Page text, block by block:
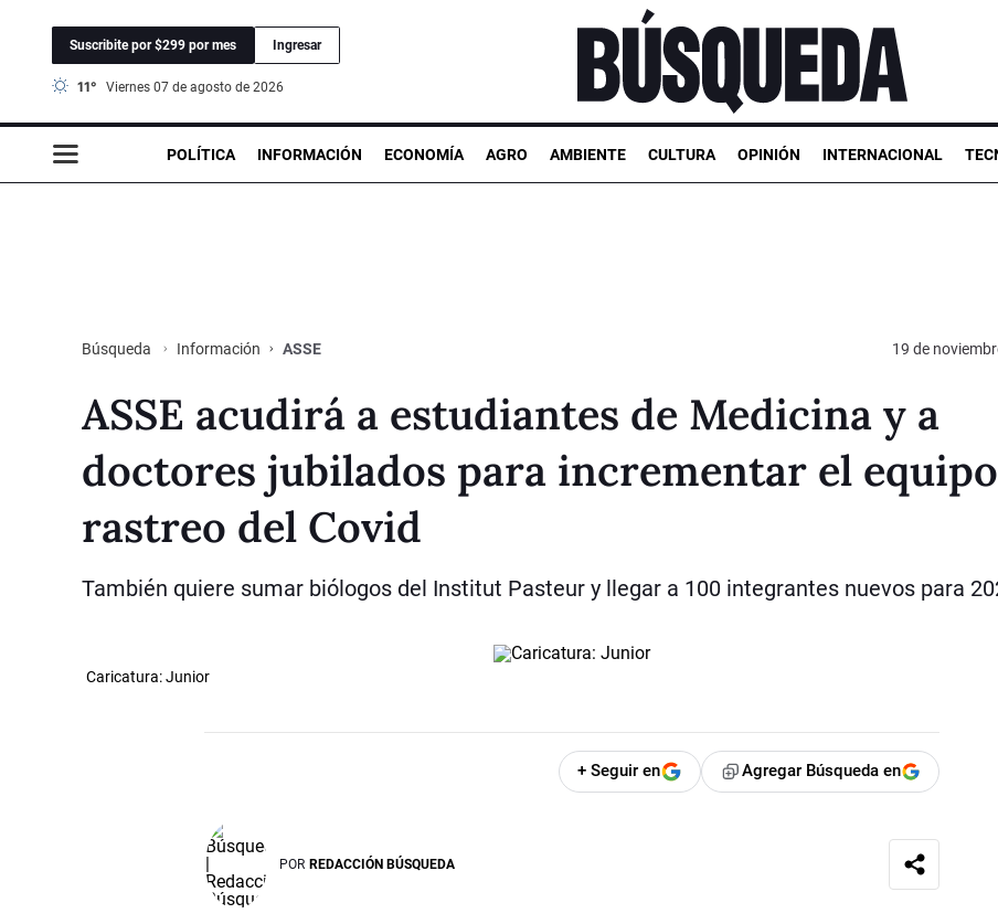
Suscribite por $299 por mes Ingresar
11° viernes 07 de agosto de 2026
POLÍTICA INFORMACIÓN ECONOMÍA AGRO AMBIENTE CULTURA OPINIÓN INTERNACIONAL
Búsqueda Información ASSE 19 de
ASSE acudirá a estudiantes de Medicina y a
doctores jubilados para incrementar el
rastreo del Covid
También quiere sumar biólogos del Institut Pasteur y llegar a 100 integrantes nuevos para
Caricatura: Junior
+ Seguir en Agregar Búsqueda en
POR REDACCIÓN BÚSQUEDA